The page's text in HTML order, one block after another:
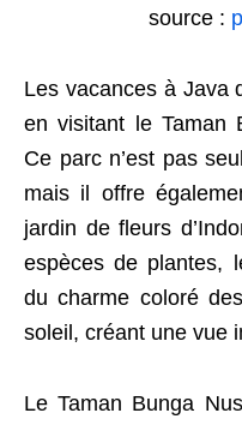
source :
Les vacances à Java
en visitant le Taman
Ce parc n’est pas
mais il offre
jardin de fleurs
espèces de plantes,
du charme coloré
soleil, créant une vue
Le Taman Bunga